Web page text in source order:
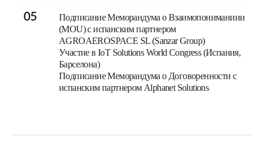
05
Подписание Меморандума о Взаимопониманиии
(MOU) с испанским партнером
AGROAEROSPACE SL (Sanzar Group)
Участие в IoT Solutions World Congress (Испания,
Барселона)
Подписание Меморандума о Договоренности с
испанским партнером Alphanet Solutions